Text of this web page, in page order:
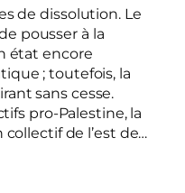
de dissolution. Le
pousser à la
état encore
; toutefois, la
sans cesse.
pro-Palestine, la
collectif de l’est de…